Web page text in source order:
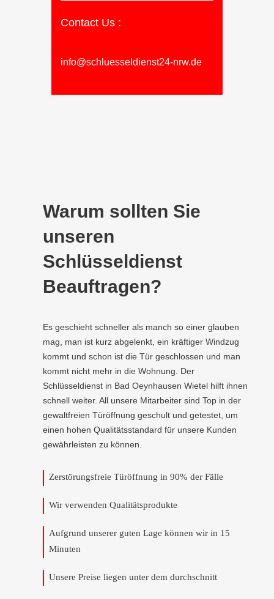
Contact Us :
info@schluesseldienst24-nrw.de
Warum sollten Sie
unseren
Schlüsseldienst
Beauftragen?
Es geschieht schneller als manch so einer glauben
mag, man ist kurz abgelenkt, ein kräftiger Windzug
kommt und schon ist die Tür geschlossen und man
kommt nicht mehr in die Wohnung. Der
Schlüsseldienst in Bad Oeynhausen Wietel hilft ihnen
schnell weiter. All unsere Mitarbeiter sind Top in der
gewaltfreien Türöffnung geschult und getestet, um
einen hohen Qualitätsstandard für unsere Kunden
gewährleisten zu können.
Zerstörungsfreie Türöffnung in 90% der Fälle
Wir verwenden Qualitätsprodukte
Aufgrund unserer guten Lage können wir in 15
Minuten
Unsere Preise liegen unter dem durchschnitt